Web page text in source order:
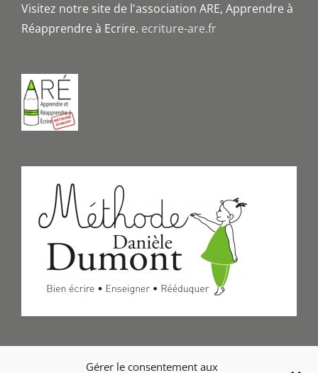
Gérer le consentement aux
Visitez notre site de l'association ARE, Apprendre à
Réapprendre à Ecrire. ecriture-are.fr
Formulaire de Contact